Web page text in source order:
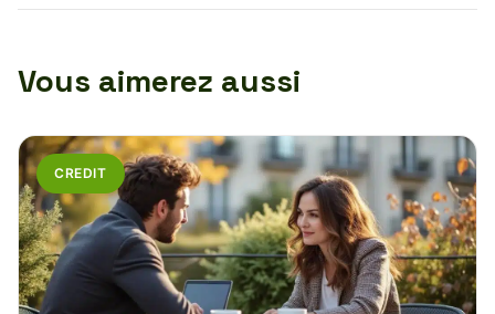
Vous aimerez aussi
CREDIT